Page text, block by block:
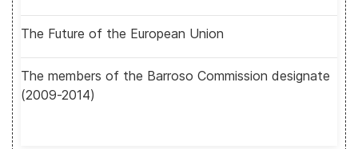
The Future of the European Union
The members of the Barroso Commission designate
(2009-2014)